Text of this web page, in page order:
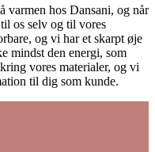
varmen hos Dansani, og når
os selv og til vores
og vi har et skarpt øje
mindst den energi, som
vores materialer, og vi
til dig som kunde.